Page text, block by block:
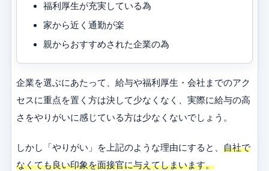
福利厚生が充実している為
家から近く通勤が楽
親からおすすめされた企業の為
企業を選ぶにあたって、給与や福利厚生・会社までのアク
セスに重点を置く方は決して少なくなく、実際に給与の高
さをやりがいに感じている方は少なくないでしょう。
しかし「やりがい」を上記のような理由にすると、 自社で
なくても良い印象を面接官に与えてしまいます。